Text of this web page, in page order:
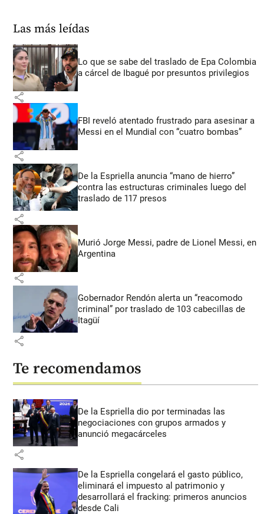
Las más leídas
Lo que se sabe del traslado de Epa Colombia
a cárcel de Ibagué por presuntos privilegios
share
FBI reveló atentado frustrado para asesinar a
Messi en el Mundial con “cuatro bombas”
share
De la Espriella anuncia “mano de hierro”
contra las estructuras criminales luego del
traslado de 117 presos
share
Murió Jorge Messi, padre de Lionel Messi, en
Argentina
share
Gobernador Rendón alerta un “reacomodo
criminal” por traslado de 103 cabecillas de
Itagüí
share
Te recomendamos
De la Espriella dio por terminadas las
negociaciones con grupos armados y
anunció megacárceles
share
De la Espriella congelará el gasto público,
eliminará el impuesto al patrimonio y
desarrollará el fracking: primeros anuncios
desde Cali